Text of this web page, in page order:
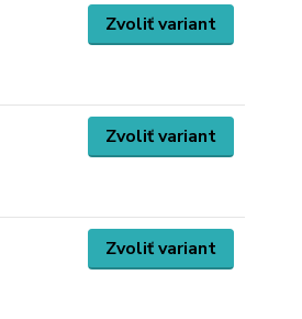
Zvoliť variant
Zvoliť variant
Zvoliť variant